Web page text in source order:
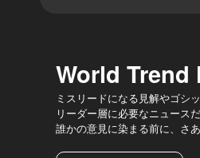
World Trend
ミスリードになる見解やゴシッ
リーダー層に必要なニュース
誰かの意見に染まる前に、さ